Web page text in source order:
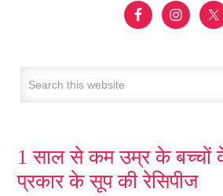
1 साल से कम उम्र के बच्चों
प्रकार के सूप की रेसिपीज